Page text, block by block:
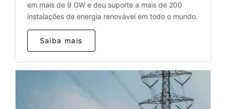
em mais de 9 GW e deu suporte a mais de 200
instalações de energia renovável em todo o mundo.
Saiba mais